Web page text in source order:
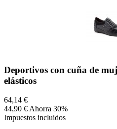
Deportivos con cuña de
elásticos
64,14 €
44,90 € Ahorra 30%
Impuestos incluidos